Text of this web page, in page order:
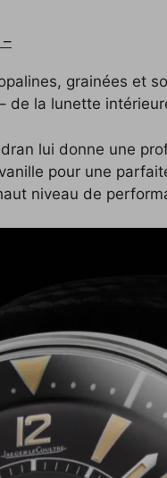
grainées et
de la lunette
lui donne une
pour une
niveau de